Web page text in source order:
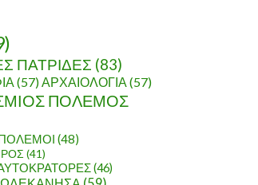
ΠΑΤΡΙΔΕΣ (83)
(57)ΑΡΧΑΙΟΛΟΓΙΑ(57)
ΠΟΛΕΜΟΣ
(48)
(41)
(46)